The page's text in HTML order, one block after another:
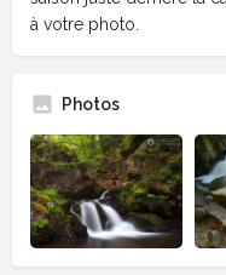
à votre photo.
Photos